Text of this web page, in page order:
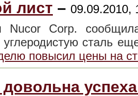
лист – 09.09.2010,
Nucor Corp.
углеродистую сталь
повысил цены на